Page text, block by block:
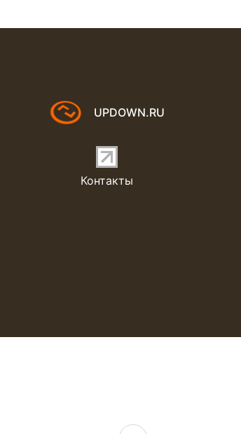
UPDOWN.RU
Контакты